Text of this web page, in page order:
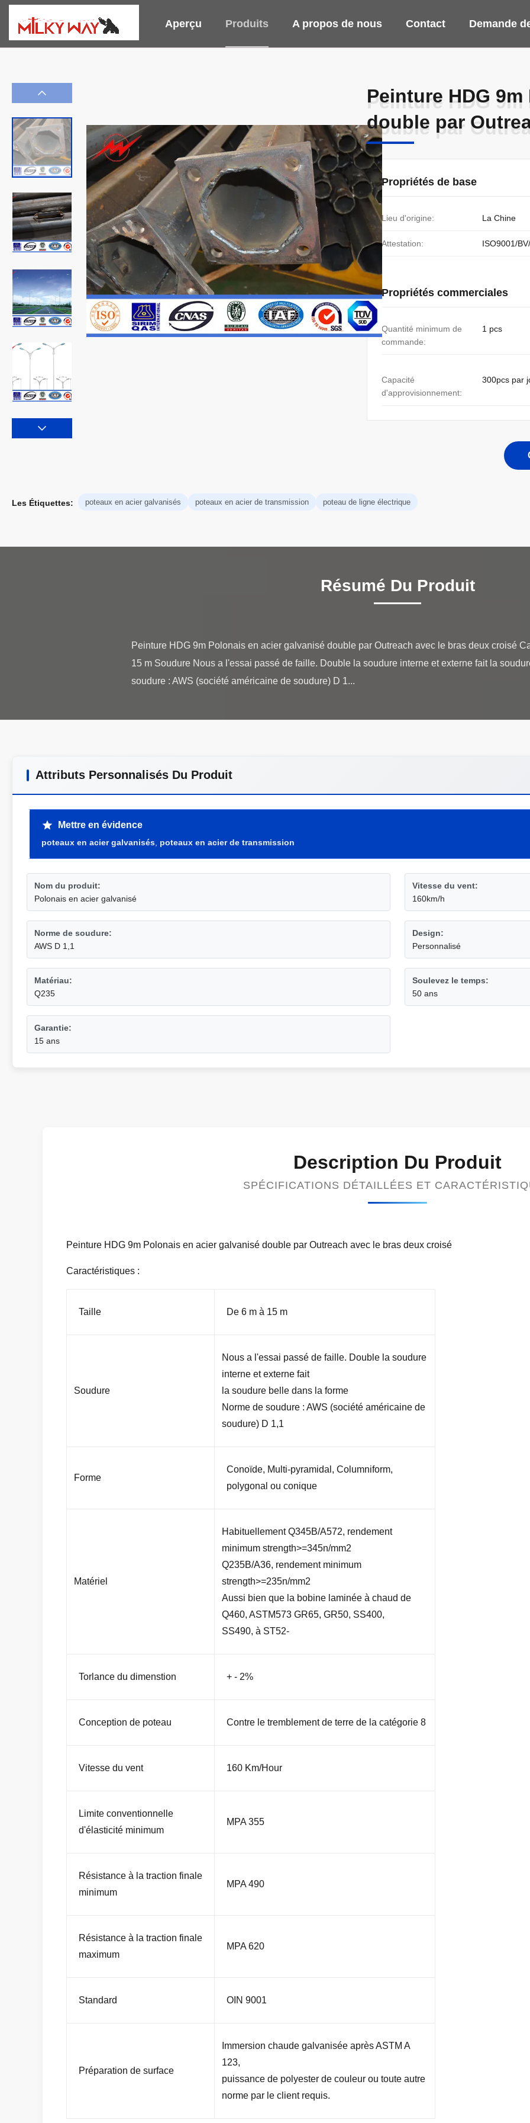
Aperçu Produits A propos de nous Contact Demande
Peinture HDG
double par
Peinture HDG
double par
Propriétés de base
Lieu d'origine: La Chine
Attestation: ISO9001/BV/
Propriétés commerciales
Quantité minimum de
commande:
1 pcs
Capacité
d'approvisionnement:
300pcs par
Les Étiquettes: poteaux en acier galvanisés poteaux en acier de transmission poteau de ligne électrique
Résumé Du Produit
Peinture HDG 9m Polonais en acier galvanisé double par Outreach avec le bras deux croisé
15 m Soudure Nous a l'essai passé de faille. Double la soudure interne et externe fait la
Attributs Personnalisés Du Produit
Mettre en évidence
poteaux en acier galvanisés poteaux en acier de transmission
Nom du produit:
Polonais en acier galvanisé
Vitesse du vent:
160km/h
Norme de soudure:
AWS D 1,1
Design:
Personnalisé
Matériau:
Q235
Soulevez le temps:
50 ans
Garantie:
15 ans
Description Du Produit
SPÉCIFICATIONS DÉTAILLÉES ET
Peinture HDG 9m Polonais en acier galvanisé double par Outreach avec le bras deux croisé
Caractéristiques :
Taille De 6 m à 15 m
Soudure
Nous a l'essai passé de faille. Double la soudure
interne et externe fait
la soudure belle dans la forme
Norme de soudure : AWS (société américaine de
soudure) D 1,1
Forme
Conoïde, Multi-pyramidal, Columniform,
polygonal ou conique
Matériel
Habituellement Q345B/A572, rendement
minimum strength>=345n/mm2
Q235B/A36, rendement minimum
strength>=235n/mm2
Aussi bien que la bobine laminée à chaud de
Q460, ASTM573 GR65, GR50, SS400,
SS490, à ST52-
Torlance du dimenstion + - 2%
Conception de poteau Contre le tremblement de terre de la catégorie 8
Vitesse du vent 160 Km/Hour
Limite conventionnelle
d'élasticité minimum
MPA 355
Résistance à la traction finale
minimum
MPA 490
Résistance à la traction finale
maximum
MPA 620
Standard OIN 9001
Préparation de surface
Immersion chaude galvanisée après ASTM A
123,
puissance de polyester de couleur ou toute autre
norme par le client requis.